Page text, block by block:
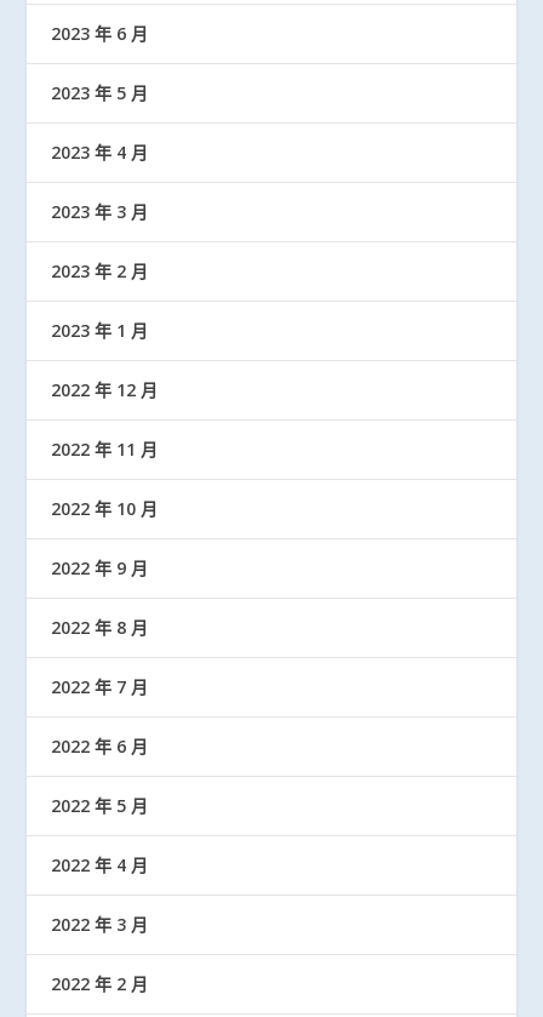
2023 年 6 月
2023 年 5 月
2023 年 4 月
2023 年 3 月
2023 年 2 月
2023 年 1 月
2022 年 12 月
2022 年 11 月
2022 年 10 月
2022 年 9 月
2022 年 8 月
2022 年 7 月
2022 年 6 月
2022 年 5 月
2022 年 4 月
2022 年 3 月
2022 年 2 月